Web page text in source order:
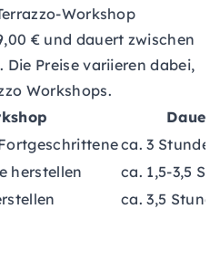
Workshop
€ und dauert zwischen
Die Preise variieren dabei,
Workshops.
Dauer
ca. 3 Stunden
herstellen
ca. 1,5-3,5
ca. 3,5